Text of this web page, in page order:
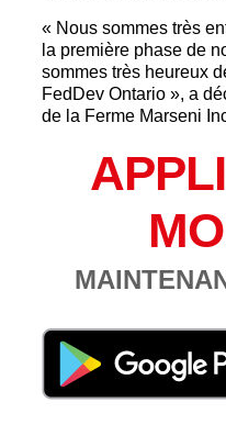
« Nous sommes très
la première phase de
sommes très heureux
FedDev Ontario », a
de la Ferme Marseni